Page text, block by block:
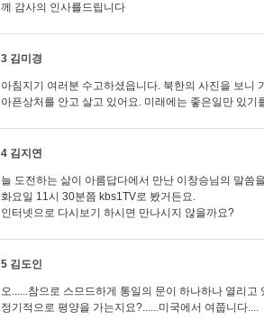
께 감사의 인사를드립니다
3 김미경
아침지기 여러분 수고하셨읍니다. 북한의 사진을 보니
아픈상처를 안고 살고 있어요. 미래에는 좋은일만 있기
4 김지연
늘 도전하는 삶이 아름답다에서 만난 이창승님의 말씀
화요일 11시 30분쯤 kbs1TV로 봤거든요.
인터넷으로 다시보기 하시면 만나시지 않을까요?
5 김도인
오......참으로 스므드하게 통일의 문이 하나하나 열리
정기적으로 평양을 가는지요?......미국에서 여쭙니다....